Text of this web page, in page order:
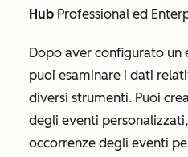
Hub Professional ed
Dopo aver configurato un
puoi esaminare i dati
diversi strumenti. Puoi
degli eventi
occorrenze degli eventi